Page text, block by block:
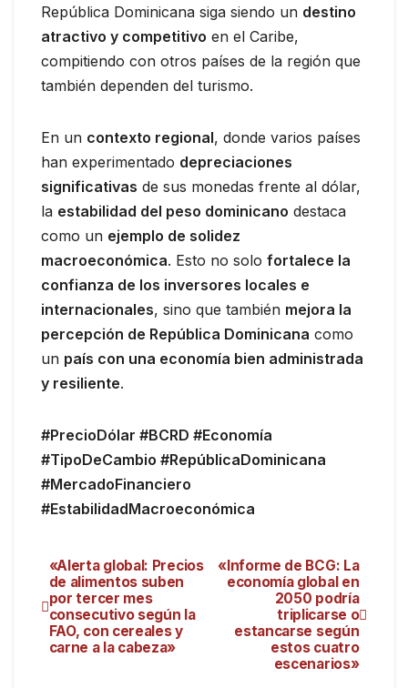
República Dominicana siga siendo un destino
atractivo y competitivo en el Caribe,
compitiendo con otros países de la región que
también dependen del turismo.
En un contexto regional, donde varios países
han experimentado depreciaciones
significativas de sus monedas frente al dólar,
la estabilidad del peso dominicano destaca
como un ejemplo de solidez
macroeconómica. Esto no solo fortalece la
confianza de los inversores locales e
internacionales, sino que también mejora la
percepción de República Dominicana como
un país con una economía bien administrada
y resiliente.
#PrecioDólar #BCRD #Economía
#TipoDeCambio #RepúblicaDominicana
#MercadoFinanciero
#EstabilidadMacroeconómica
«Informe de BCG: La
economía global en
2050 podría
triplicarse o
estancarse según
estos cuatro
escenarios»
«Alerta global: Precios
de alimentos suben
por tercer mes
consecutivo según la
FAO, con cereales y
carne a la cabeza»